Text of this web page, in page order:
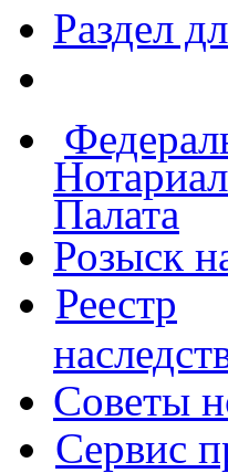
Раздел
Палата
Розыск
Реестр
Советы
Сервис